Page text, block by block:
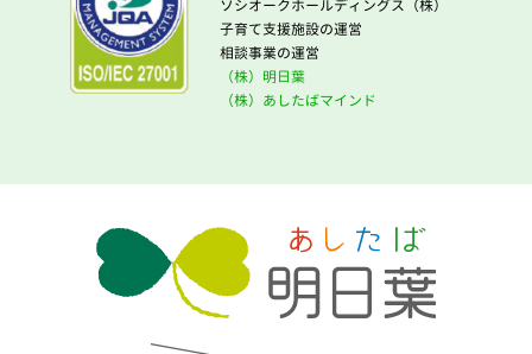
ソシオークホールディングス（株）
子育て支援施設の運営
相談事業の運営
（株）明日葉
（株）あしたばマインド